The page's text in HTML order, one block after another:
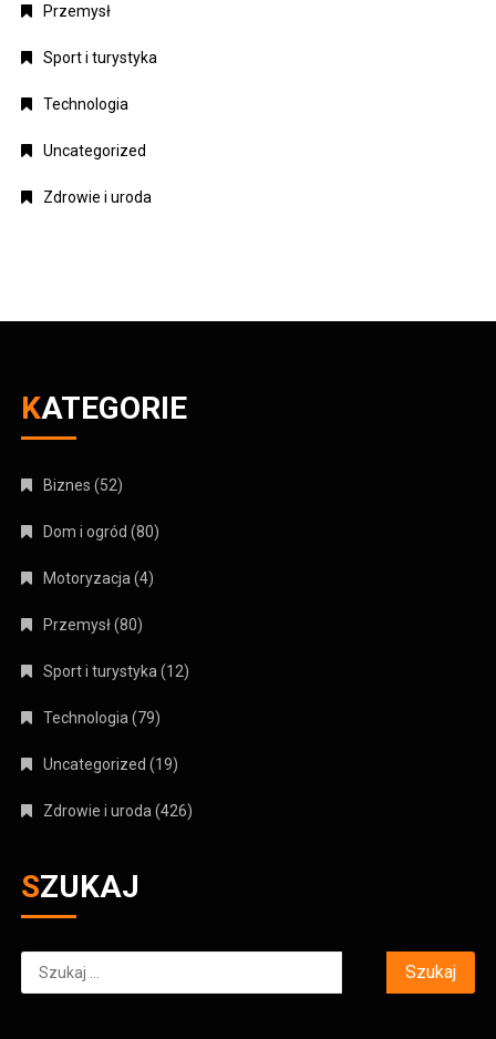
Przemysł
Sport i turystyka
Technologia
Uncategorized
Zdrowie i uroda
KATEGORIE
Biznes (52)
Dom i ogród (80)
Motoryzacja (4)
Przemysł(80)
Sport i turystyka (12)
Technologia (79)
Uncategorized (19)
Zdrowie i uroda (426)
SZUKAJ
Szukaj: